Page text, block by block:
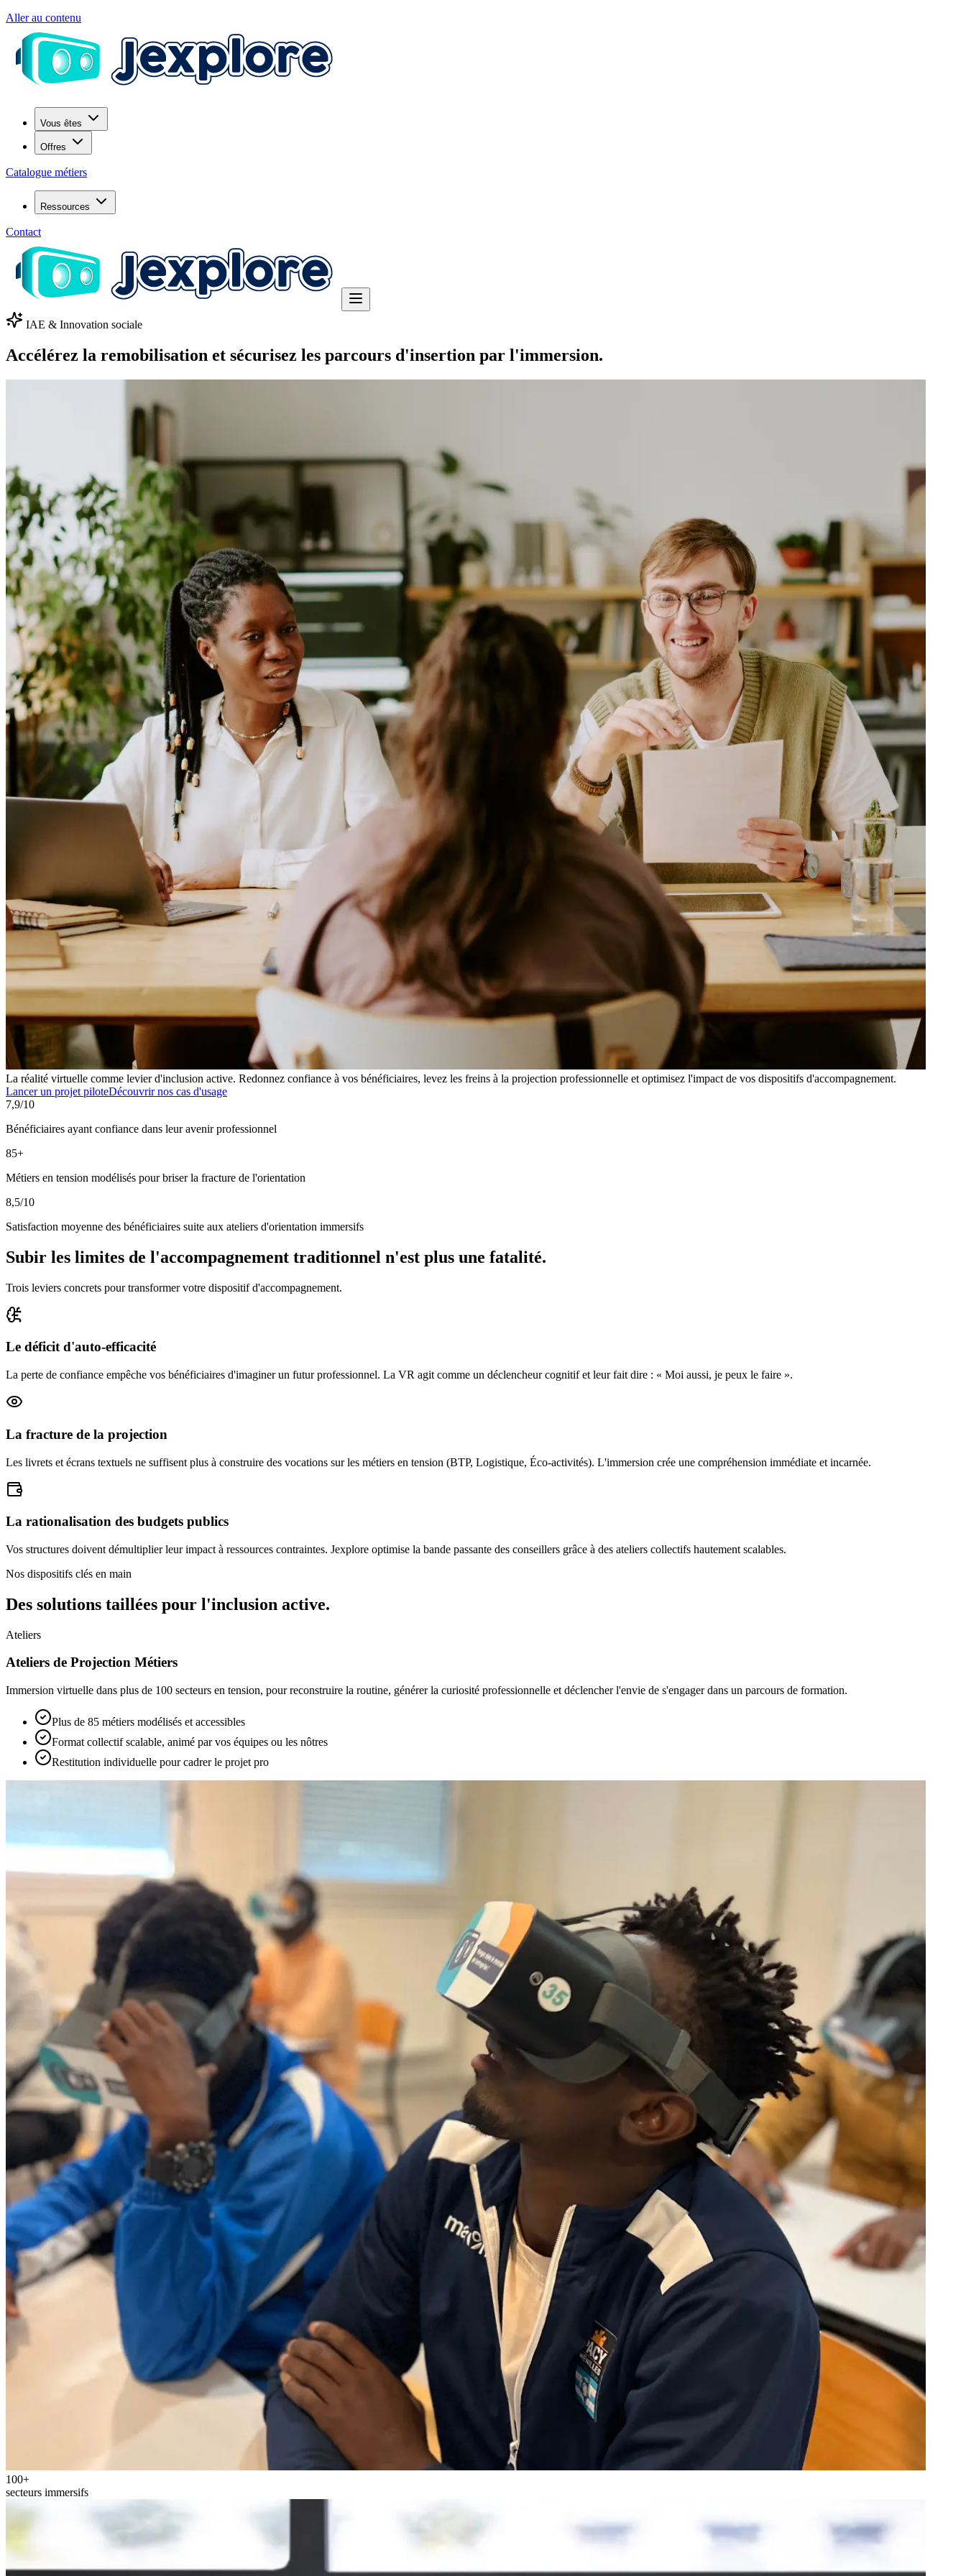
Aller au contenu
Vous êtes
Offres
Catalogue métiers
Ressources
Contact
IAE & Innovation sociale
Accélérez la remobilisation et sécurisez les parcours d'insertion par l'immersion.
La réalité virtuelle comme levier d'inclusion active. Redonnez confiance à vos bénéficiaires, levez les freins à la projection professionnelle et optimisez l'impact de vos dispositifs d'accompagnement.
Lancer un projet piloteDécouvrir nos cas d'usage
7,9/10
Bénéficiaires ayant confiance dans leur avenir professionnel
85+
Métiers en tension modélisés pour briser la fracture de l'orientation
8,5/10
Satisfaction moyenne des bénéficiaires suite aux ateliers d'orientation immersifs
Subir les limites de l'accompagnement traditionnel n'est plus une fatalité.
Trois leviers concrets pour transformer votre dispositif d'accompagnement.
Le déficit d'auto-efficacité
La perte de confiance empêche vos bénéficiaires d'imaginer un futur professionnel. La VR agit comme un déclencheur cognitif et leur fait dire : « Moi aussi, je peux le faire ».
La fracture de la projection
Les livrets et écrans textuels ne suffisent plus à construire des vocations sur les métiers en tension (BTP, Logistique, Éco-activités). L'immersion crée une compréhension immédiate et incarnée.
La rationalisation des budgets publics
Vos structures doivent démultiplier leur impact à ressources contraintes. Jexplore optimise la bande passante des conseillers grâce à des ateliers collectifs hautement scalables.
Nos dispositifs clés en main
Des solutions taillées pour l'inclusion active.
Ateliers
Ateliers de Projection Métiers
Immersion virtuelle dans plus de 100 secteurs en tension, pour reconstruire la routine, générer la curiosité professionnelle et déclencher l'envie de s'engager dans un parcours de formation.
Plus de 85 métiers modélisés et accessibles
Format collectif scalable, animé par vos équipes ou les nôtres
Restitution individuelle pour cadrer le projet pro
100+
secteurs immersifs